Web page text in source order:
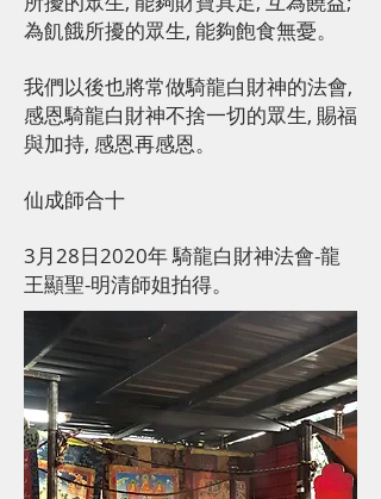
為飢餓所擾的眾生, 能夠飽食無憂。
我們以後也將常做騎龍白財神的法會,
感恩騎龍白財神不捨一切的眾生, 賜福
與加持, 感恩再感恩。
仙成師合十
3月28日2020年 騎龍白財神法會-龍
王顯聖-明清師姐拍得。